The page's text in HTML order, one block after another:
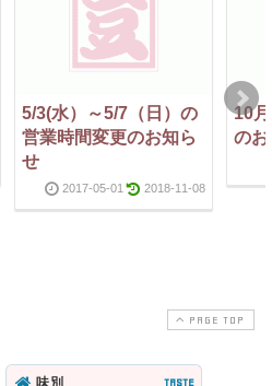
5/3(水）～5/7（日）の
営業時間変更のお知ら
せ
2017-05-01 2018-11-08
10
の
PAGE TOP
TASTE